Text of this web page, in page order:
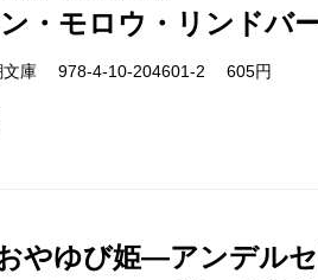
・モロウ・リンドバ
文庫 978-4-10-204601-2 605円
やゆび姫―アンデル